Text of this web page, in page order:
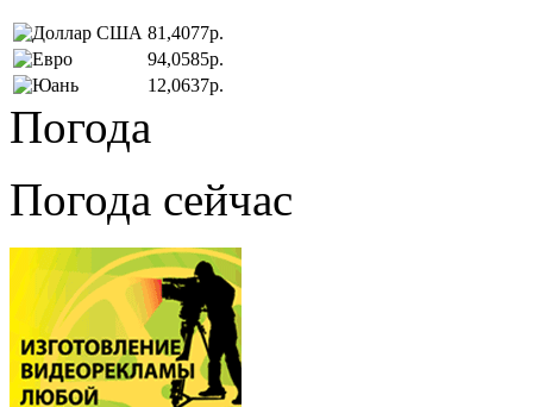
81,4077р.
94,0585р.
12,0637р.
Погода
Погода сейчас